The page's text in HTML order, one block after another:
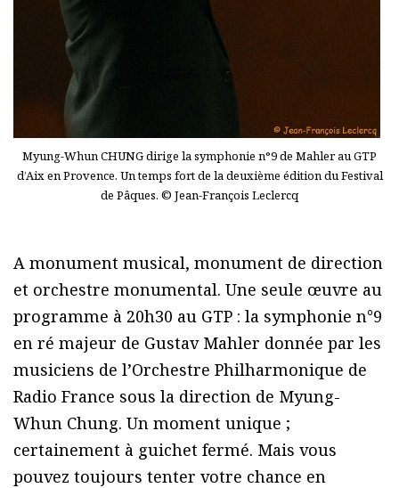
Myung-Whun CHUNG dirige la symphonie n°9 de Mahler au GTP
d’Aix en Provence. Un temps fort de la deuxième édition du Festival
de Pâques. © Jean-François Leclercq
A monument musical, monument de direction
et orchestre monumental. Une seule œuvre au
programme à 20h30 au GTP : la symphonie n°9
en ré majeur de Gustav Mahler donnée par les
musiciens de l’Orchestre Philharmonique de
Radio France sous la direction de Myung-
Whun Chung. Un moment unique ;
certainement à guichet fermé. Mais vous
pouvez toujours tenter votre chance en